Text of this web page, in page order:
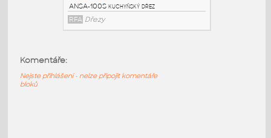
DWG Dřezy
RFA Dřezy
Komentáře:
Nejste přihlášeni - nelze připojit komentáře
bloků